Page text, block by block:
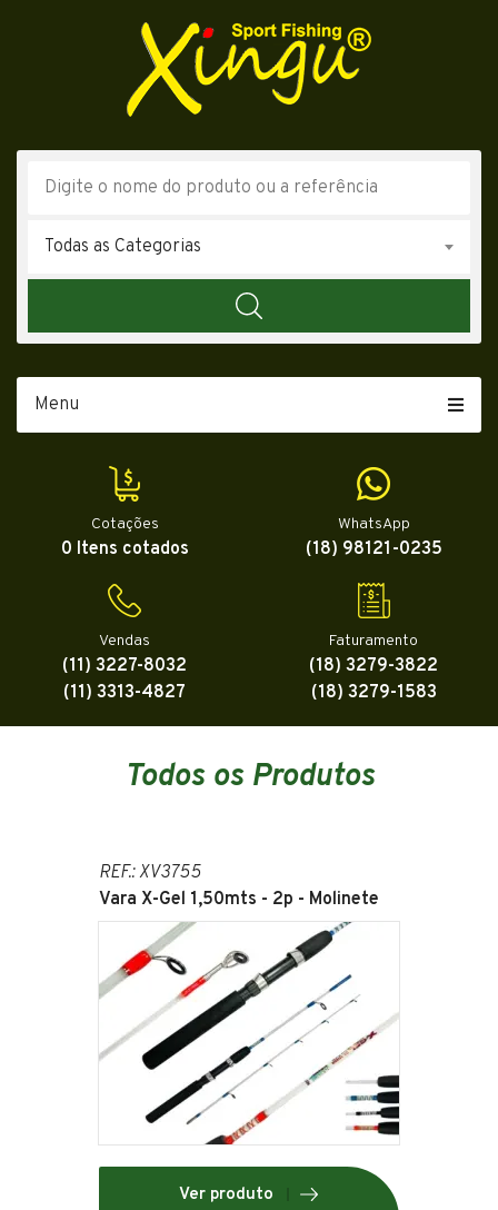
Todas as Categorias
Menu
Cotações
0 Itens cotados
WhatsApp
(18) 98121-0235
Vendas
(11) 3227-8032
(11) 3313-4827
Faturamento
(18) 3279-3822
(18) 3279-1583
Todos os Produtos
REF.: XV3755
Vara X-Gel 1,50mts - 2p - Molinete
Ver produto